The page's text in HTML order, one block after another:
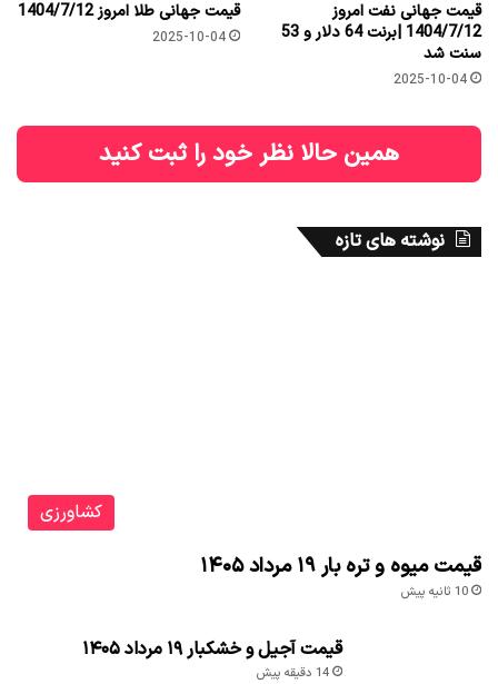
قیمت جهانی نفت امروز
1404/7/12 |برنت 64 دلار و 53
سنت شد
2025-10-04
قیمت جهانی طلا امروز 1404/7/12
2025-10-04
همین حالا نظر خود را ثبت کنید
نوشته های تازه
کشاورزی
قیمت میوه و تره بار ۱۹ مرداد ۱۴۰۵
10 ثانیه پیش
قیمت آجیل و خشکبار ۱۹ مرداد ۱۴۰۵
14 دقیقه پیش